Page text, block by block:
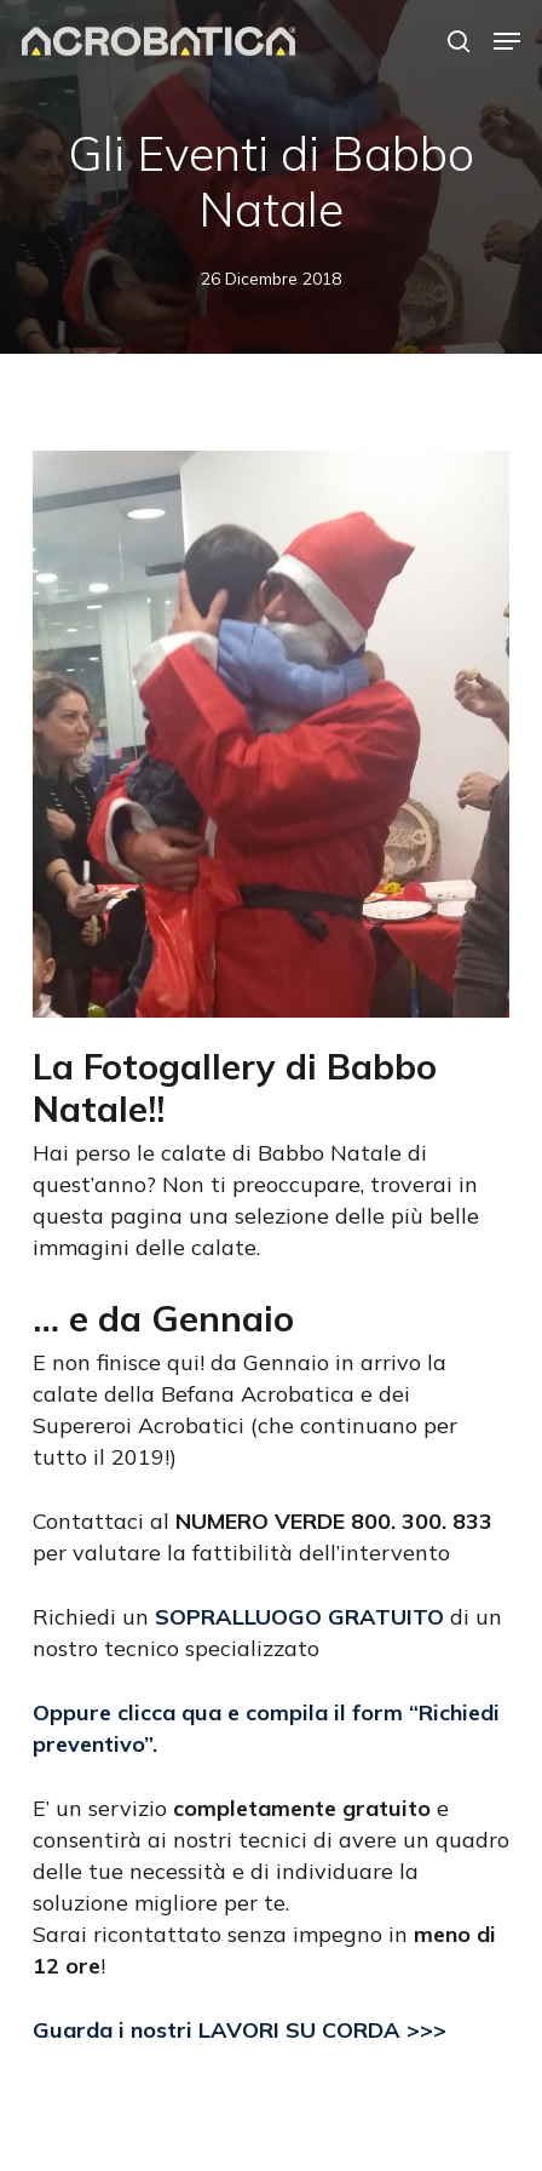
main
content
Gli Eventi di Babbo
Natale
26 Dicembre 2018
La Fotogallery di Babbo
Natale!!
Hai perso le calate di Babbo Natale di
quest’anno? Non ti preoccupare, troverai in
questa pagina una selezione delle più belle
immagini delle calate.
… e da Gennaio
E non finisce qui! da Gennaio in arrivo la
calate della Befana Acrobatica e dei
Supereroi Acrobatici (che continuano per
tutto il 2019!)
Contattaci al NUMERO VERDE 800. 300. 833
per valutare la fattibilità dell’intervento
Richiedi un SOPRALLUOGO GRATUITO di un
nostro tecnico specializzato
Oppure clicca qua e compila il form “Richiedi
preventivo”.
E’ un servizio completamente gratuitoe
consentirà ai nostri tecnici di avere un quadro
delle tue necessità e di individuare la
soluzione migliore per te.
Sarai ricontattato senza impegno in meno di
12 ore!
Guarda i nostri LAVORI SU CORDA >>>
Menu